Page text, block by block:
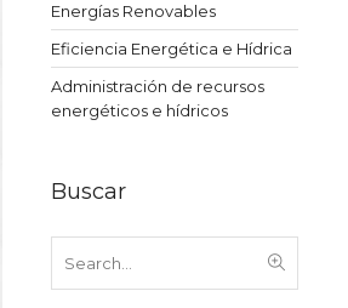
Energías Renovables
Eficiencia Energética e Hídrica
Administración de recursos
energéticos e hídricos
Buscar